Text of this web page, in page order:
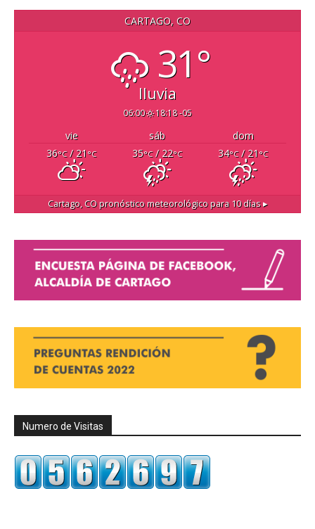
CARTAGO, CO
31°
lluvia
06:00 18:18 -05
vie sáb
dom
36°C/ 21 °C 35°C/ 22°C 34°C/ 21 °C
Cartago, COpronóstico meteorológico para 10 días ▸
Numero de Visitas